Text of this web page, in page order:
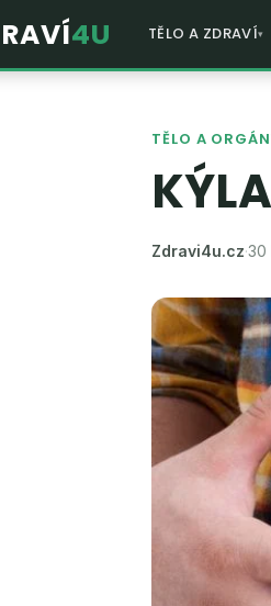
4U TĚLO A ZDRAVÍ
TĚLO A
KÝLA
Zdravi4u.cz·30